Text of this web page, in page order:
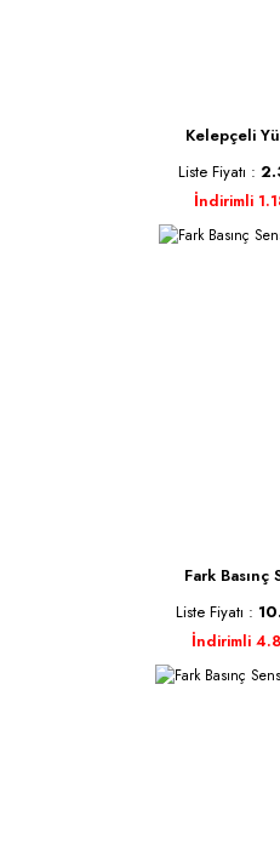
Kelepçeli
Liste Fiyatı :
İndirimli
Fark Basınç
Liste Fiyatı :
İndirimli